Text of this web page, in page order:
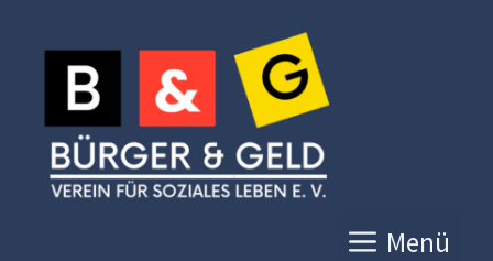
Inhalt
springen
Menü